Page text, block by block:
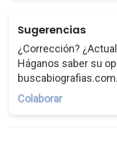
Sugerencias
¿Corrección?
Háganos saber su
buscabiografias.com.
Colaborar